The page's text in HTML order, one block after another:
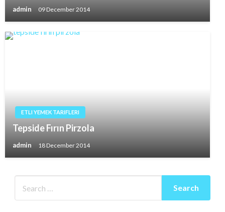
admin 09 December 2014
ETLI YEMEK TARIFLERI
Tepside Fırın Pirzola
admin 18 December 2014